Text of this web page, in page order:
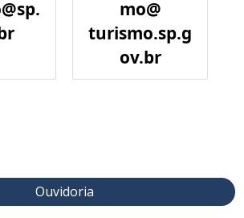
mo@
turismo.sp.g
ov.br
Ouvidoria